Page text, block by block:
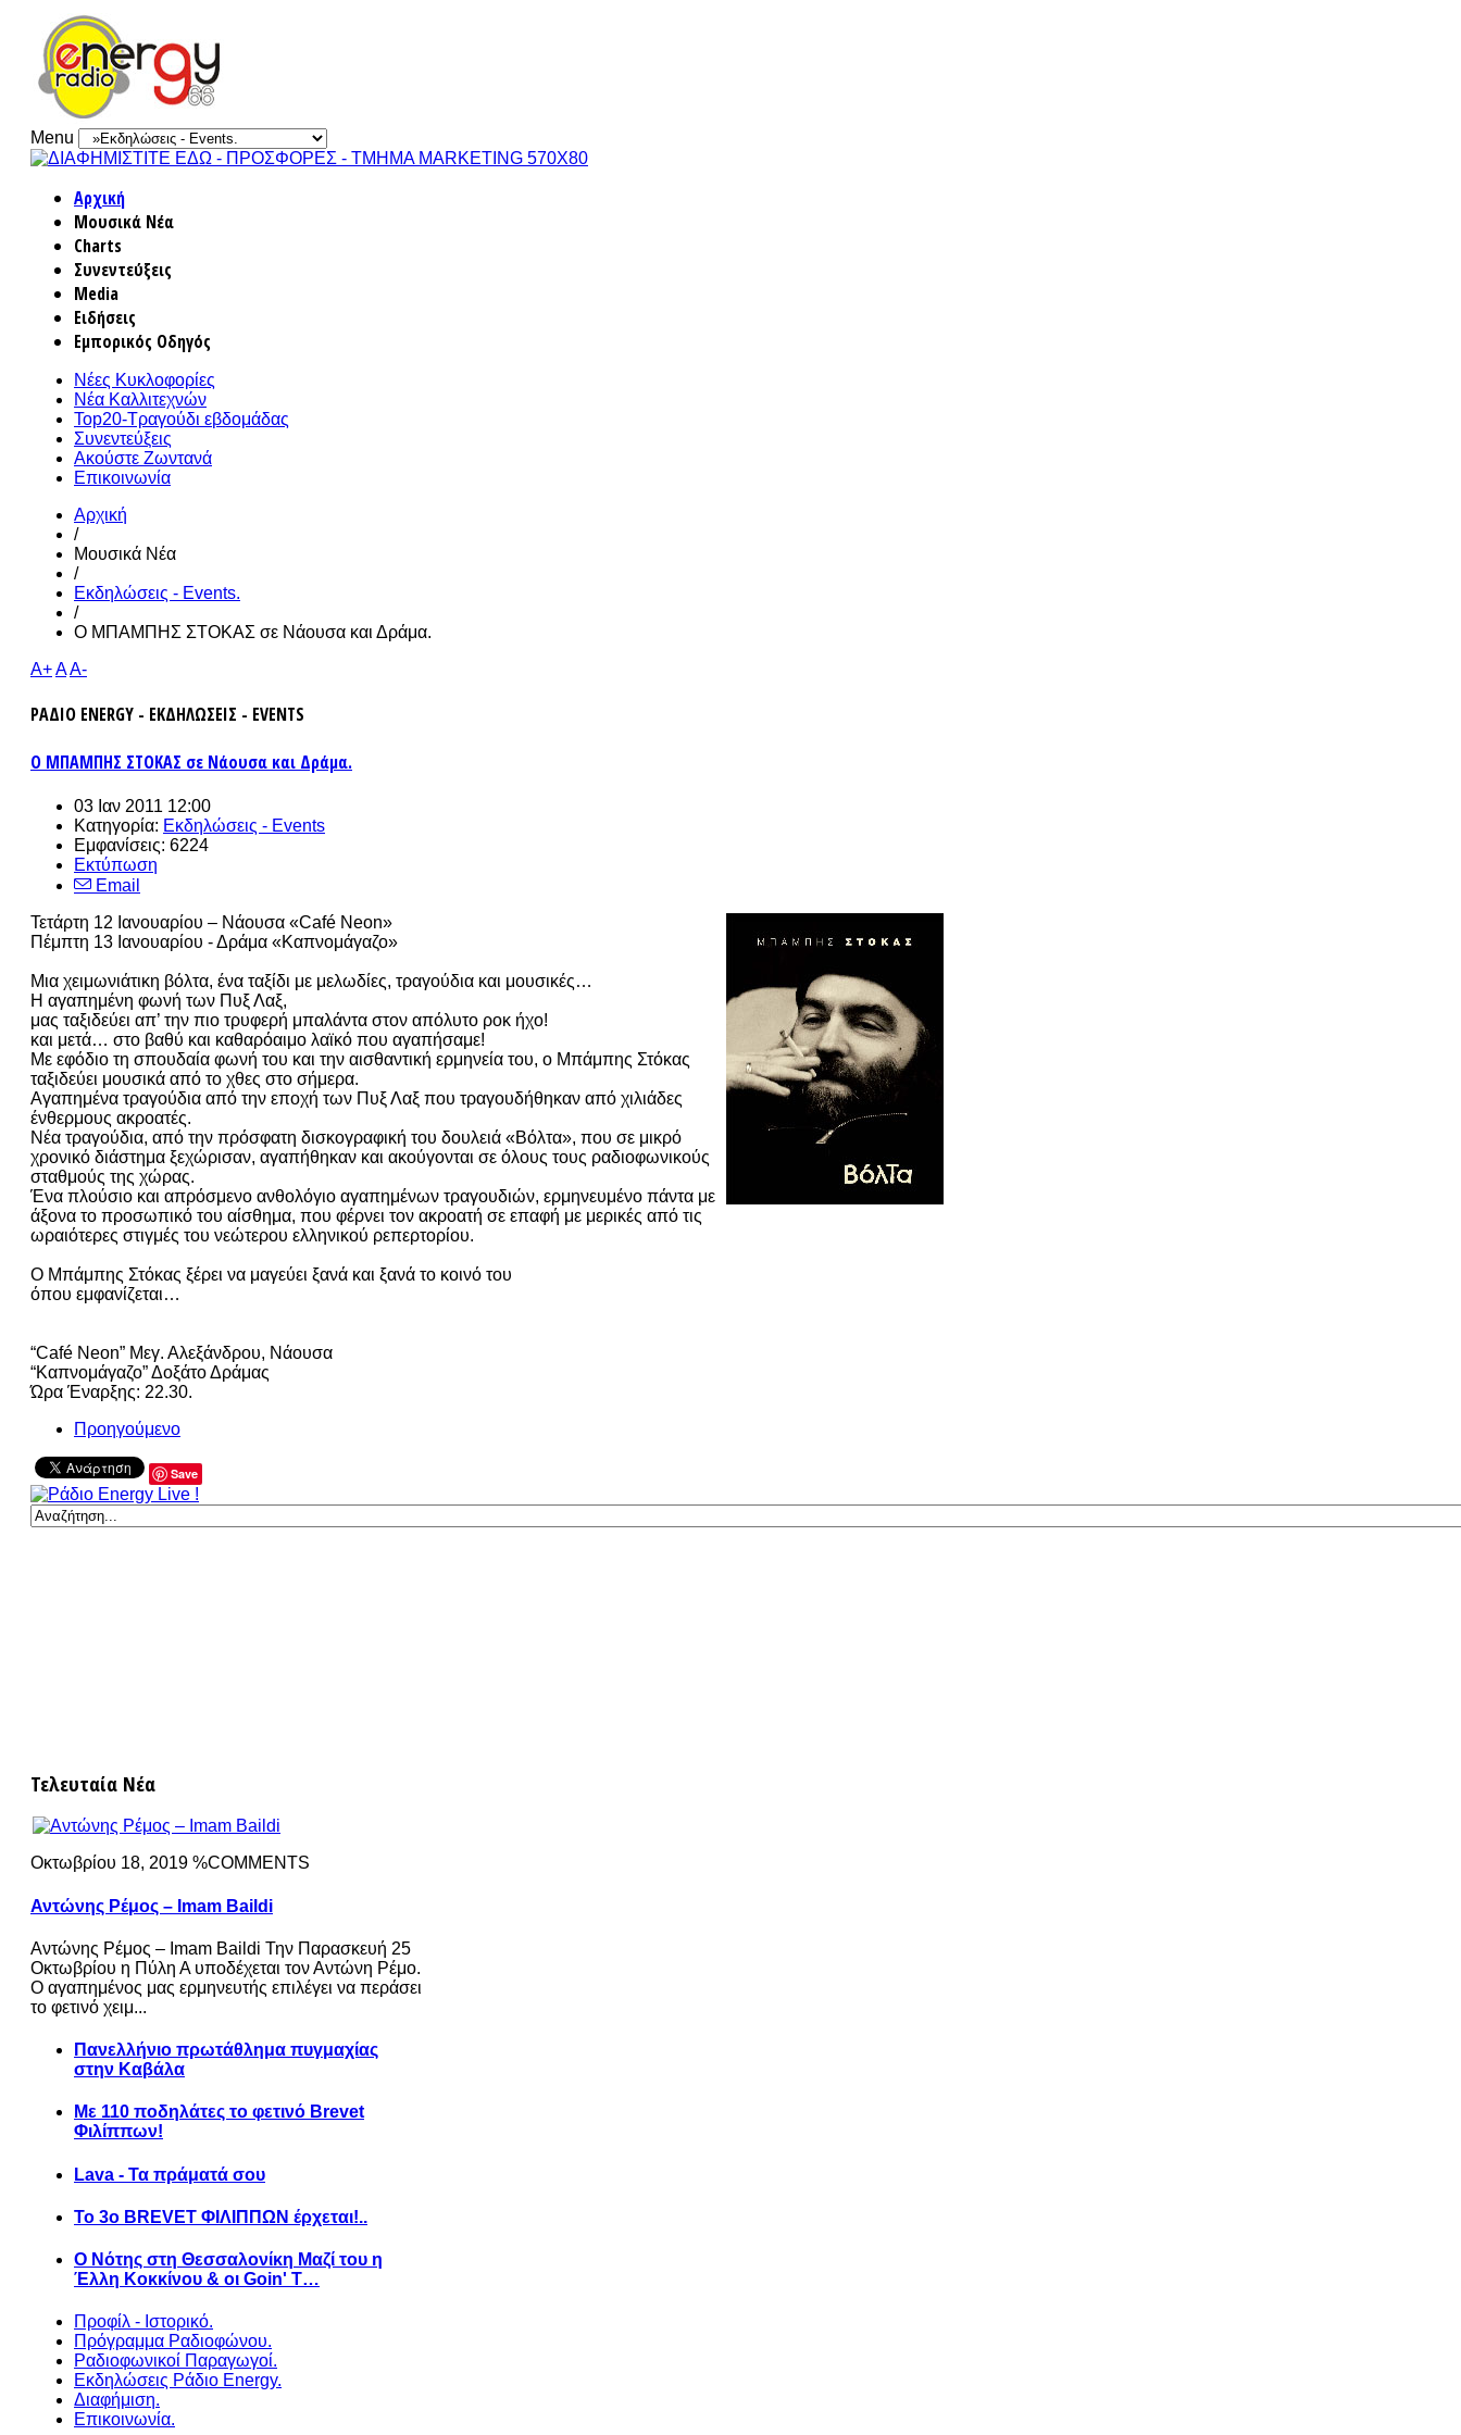
Menu
Αρχική
Μουσικά Νέα
Charts
Συνεντεύξεις
Media
Ειδήσεις
Εμπορικός Οδηγός
Νέες Κυκλοφορίες
Νέα Καλλιτεχνών
Top20-Τραγούδι εβδομάδας
Συνεντεύξεις
Ακούστε Ζωντανά
Επικοινωνία
Αρχική
/
Μουσικά Νέα
/
Εκδηλώσεις - Events.
/
Ο ΜΠΑΜΠΗΣ ΣΤΟΚΑΣ σε Νάουσα και Δράμα.
A+AA-
ΡΑΔΙΟ ENERGY - ΕΚΔΗΛΩΣΕΙΣ - EVENTS
Ο ΜΠΑΜΠΗΣ ΣΤΟΚΑΣ σε Νάουσα και Δράμα.
03 Ιαν 2011 12:00
Κατηγορία: Εκδηλώσεις - Events
Εμφανίσεις: 6224
Εκτύπωση
Email
Τετάρτη 12 Ιανουαρίου – Νάουσα «Café Neon»
Πέμπτη 13 Ιανουαρίου - Δράμα «Καπνομάγαζο»
Μια χειμωνιάτικη βόλτα, ένα ταξίδι με μελωδίες, τραγούδια και μουσικές…
Η αγαπημένη φωνή των Πυξ Λαξ,
μας ταξιδεύει απ’ την πιο τρυφερή μπαλάντα στον απόλυτο ροκ ήχο!
και μετά… στο βαθύ και καθαρόαιμο λαϊκό που αγαπήσαμε!
Με εφόδιο τη σπουδαία φωνή του και την αισθαντική ερμηνεία του, ο Μπάμπης Στόκας
ταξιδεύει μουσικά από το χθες στο σήμερα.
Αγαπημένα τραγούδια από την εποχή των Πυξ Λαξ που τραγουδήθηκαν από χιλιάδες
ένθερμους ακροατές.
Νέα τραγούδια, από την πρόσφατη δισκογραφική του δουλειά «Βόλτα», που σε μικρό
χρονικό διάστημα ξεχώρισαν, αγαπήθηκαν και ακούγονται σε όλους τους ραδιοφωνικούς
σταθμούς της χώρας.
Ένα πλούσιο και απρόσμενο ανθολόγιο αγαπημένων τραγουδιών, ερμηνευμένο πάντα με
άξονα το προσωπικό του αίσθημα, που φέρνει τον ακροατή σε επαφή με μερικές από τις
ωραιότερες στιγμές του νεώτερου ελληνικού ρεπερτορίου.
Ο Μπάμπης Στόκας ξέρει να μαγεύει ξανά και ξανά το κοινό του
όπου εμφανίζεται…
“Café Neon” Μεγ. Αλεξάνδρου, Νάουσα
“Καπνομάγαζο” Δοξάτο Δράμας
Ώρα Έναρξης: 22.30.
Προηγούμενο
Save
Τελευταία Νέα
Οκτωβρίου 18, 2019 %COMMENTS
Αντώνης Ρέμος – Imam Baildi
Αντώνης Ρέμος – Imam Baildi Την Παρασκευή 25
Οκτωβρίου η Πύλη Α υποδέχεται τον Αντώνη Ρέμο.
Ο αγαπημένος μας ερμηνευτής επιλέγει να περάσει
το φετινό χειμ...
Πανελλήνιο πρωτάθλημα πυγμαχίας
στην Καβάλα
Με 110 ποδηλάτες το φετινό Brevet
Φιλίππων!
Lava - Τα πράματά σου
Το 3ο BREVET ΦΙΛΙΠΠΩΝ έρχεται!..
Ο Νότης στη Θεσσαλονίκη Μαζί του η
Έλλη Κοκκίνου & οι Goin' T…
Προφίλ - Ιστορικό.
Πρόγραμμα Ραδιοφώνου.
Ραδιοφωνικοί Παραγωγοί.
Εκδηλώσεις Ράδιο Energy.
Διαφήμιση.
Επικοινωνία.